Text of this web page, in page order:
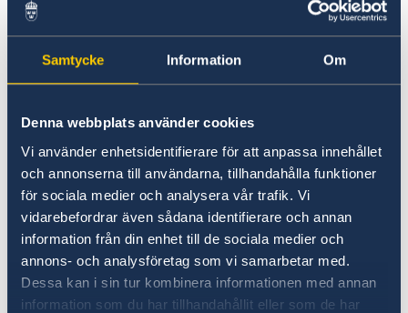
Samtycke Information Om
Denna webbplats använder cookies
Vi använder enhetsidentifierare för att anpassa innehållet
och annonserna till användarna, tillhandahålla funktioner
för sociala medier och analysera vår trafik. Vi
vidarebefordrar även sådana identifierare och annan
information från din enhet till de sociala medier och
annons- och analysföretag som vi samarbetar med.
Dessa kan i sin tur kombinera informationen med annan
information som du har tillhandahållit eller som de har
riksdagsval och val till Europaparlamentet.
Anmäl dig till röstlängden:
vid förra valet 2022 är det bra om du anmäler
till den svenska röstlängden. Du får då ett
valkuvert hemskickat till dig. Du anmäler dig på
länken nedan:
Ny adress/röstlängd för utvandrad, Anmälan
(SKV 7842) | Skatteverket